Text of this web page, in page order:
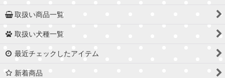
取扱い商品一覧
取扱い犬種一覧
最近チェックしたアイテム
新着商品